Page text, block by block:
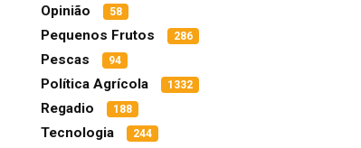
Opinião 58
Pequenos Frutos 286
Pescas 94
Política Agrícola 1332
Regadio 188
Tecnologia 244